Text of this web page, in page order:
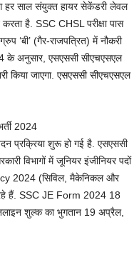
हर साल संयुक्त हायर सेकेंडरी लेवल
है. SSC CHSL परीक्षा पास
‘बी’ (गैर-राजपत्रित) में नौकरी
के अनुसार, एसएससी सीएचएसएल
किया जाएगा. एसएससी सीएचएसएल
2024
प्रक्रिया शुरू हो गई है. एसएससी
विभागों में जूनियर इंजीनियर पदों
2024 (सिविल, मैकेनिकल और
हैं. SSC JE Form 2024 18
शुल्क का भुगतान 19 अप्रैल,